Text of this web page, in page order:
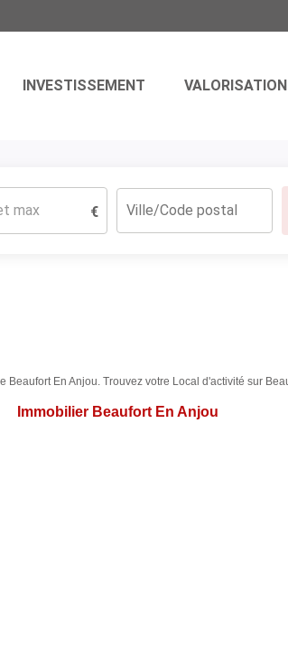
INVESTISSEMENT VALORISATION
€
En Anjou. Trouvez votre Local d'activité sur
Immobilier Beaufort En Anjou